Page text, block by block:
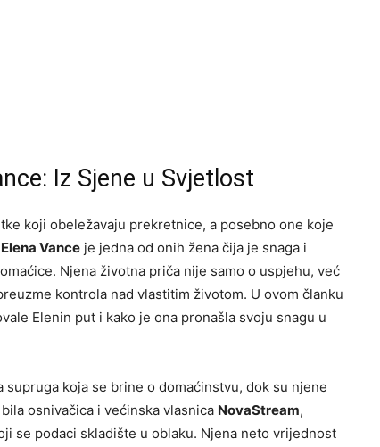
Iz Sjene u Svjetlost
koji obeležavaju prekretnice, a posebno one koje
Elena Vance je jedna od onih žena čija je snaga i
Njena životna priča nije samo o uspjehu, već
kontrola nad vlastitim životom. U ovom članku
Elenin put i kako je ona pronašla svoju snagu u
koja se brine o domaćinstvu, dok su njene
osnivačica i većinska vlasnica NovaStream,
se podaci skladište u oblaku. Njena neto vrijednost